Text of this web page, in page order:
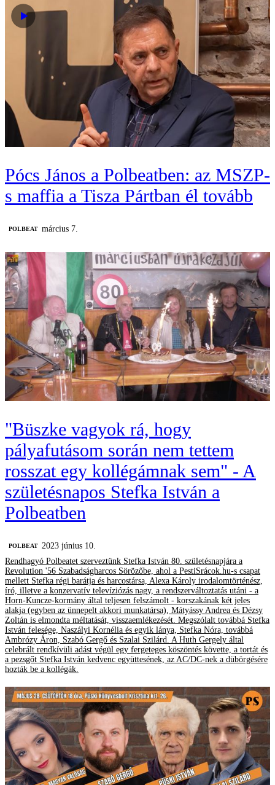
Pócs János a Polbeatben: az MSZP-
s maffia a Tisza Pártban él tovább
‎POLBEAT március 7.
"Büszke vagyok rá, hogy
pályafutásom során nem tettem
rosszat egy kollégámnak sem" - A
születésnapos Stefka István a
Polbeatben
‎POLBEAT 2023 június 10.
Rendhagyó Polbeatet szerveztünk Stefka István 80. születésnapjára a
Revolution '56 Szabadságharcos Sörözőbe, ahol a PestiSrácok.hu-s csapat
mellett Stefka régi barátja és harcostársa, Alexa Károly irodalomtörténész,
író, illetve a konzervatív televíziózás nagy, a rendszerváltoztatás utáni - a
Horn-Kuncze-kormány által teljesen felszámolt - korszakának két jeles
alakja (egyben az ünnepelt akkori munkatársa), Mátyássy Andrea és Dézsy
Zoltán is elmondta méltatását, visszaemlékezését. Megszólalt továbbá Stefka
István felesége, Naszályi Kornélia és egyik lánya, Stefka Nóra, továbbá
Ambrózy Áron, Szabó Gergő és Szalai Szilárd. A Huth Gergely által
celebrált rendkívüli adást végül egy fergeteges köszöntés követte, a tortát és
a pezsgőt Stefka István kedvenc együttesének, az AC/DC-nek a dübörgésére
hozták be a kollégák.